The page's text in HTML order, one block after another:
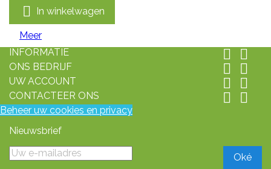
 In winkelwagen
Meer
INFORMATIE
 
ONS BEDRIJF  
UW ACCOUNT  
CONTACTEER ONS  
Beheer uw cookies en privacy
Nieuwsbrief